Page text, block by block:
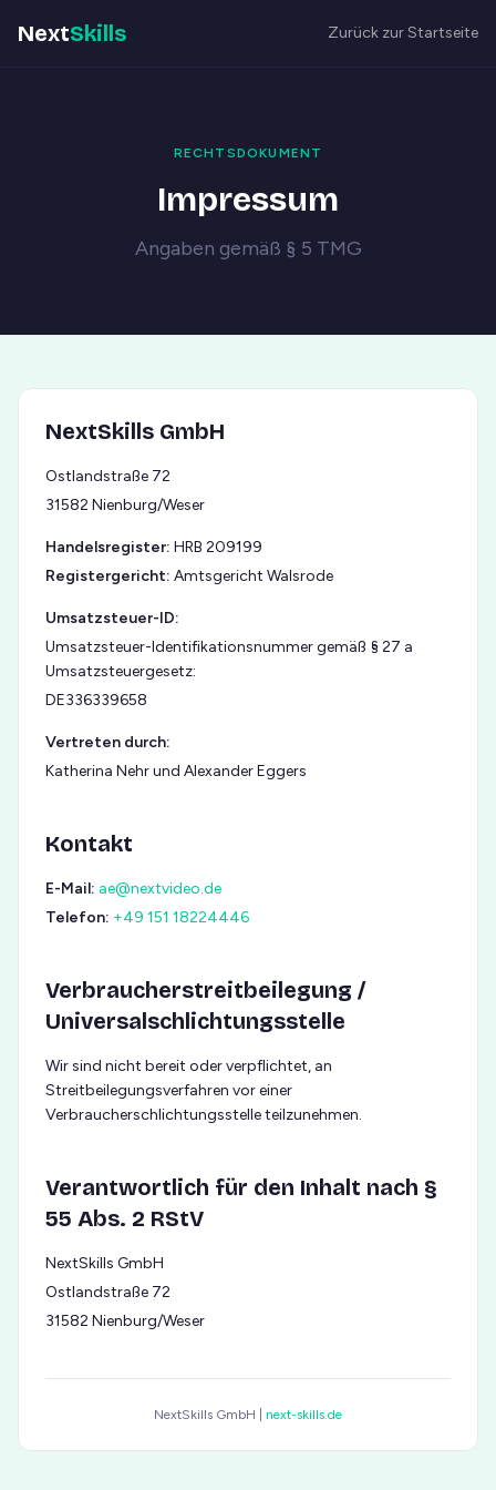
NextSkills Zurück zur Startseite
RECHTSDOKUMENT
Impressum
Angaben gemäß § 5 TMG
NextSkills GmbH
Ostlandstraße 72
31582 Nienburg/Weser
Handelsregister: HRB 209199
Registergericht: Amtsgericht Walsrode
Umsatzsteuer-ID:
Umsatzsteuer-Identifikationsnummer gemäß § 27 a
Umsatzsteuergesetz:
DE336339658
Vertreten durch:
Katherina Nehr und Alexander Eggers
Kontakt
E-Mail: ae@nextvideo.de
Telefon: +49 151 18224446
Verbraucherstreitbeilegung /
Universalschlichtungsstelle
Wir sind nicht bereit oder verpflichtet, an
Streitbeilegungsverfahren vor einer
Verbraucherschlichtungsstelle teilzunehmen.
Verantwortlich für den Inhalt nach §
55 Abs. 2 RStV
NextSkills GmbH
Ostlandstraße 72
31582 Nienburg/Weser
NextSkills GmbH | next-skills.de